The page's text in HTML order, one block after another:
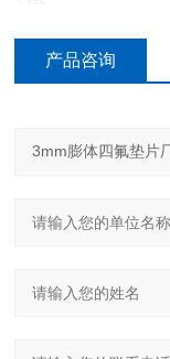
产品咨询